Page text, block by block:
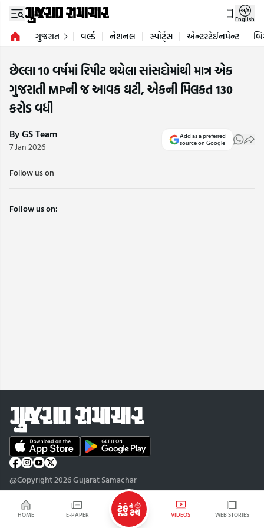
HOME E-PAPER VIDEOS WEB STORIES
English
ગુજરાત વર્લ્ડ નેશનલ સ્પોર્ટ્સ એન્ટરટેઈનમેન્ટ
છેલ્લા 10 વર્ષમાં રિપીટ થયેલા સાંસદોમાંથી માત્ર એક
ગુજરાતી MPની જ આવક ઘટી, એકની મિલકત 130
કરોડ વધી
By GS Team
7 Jan 2026
Add as a preferred
source on Google
Follow us on
Follow us on:
@Copyright 2026 Gujarat Samachar